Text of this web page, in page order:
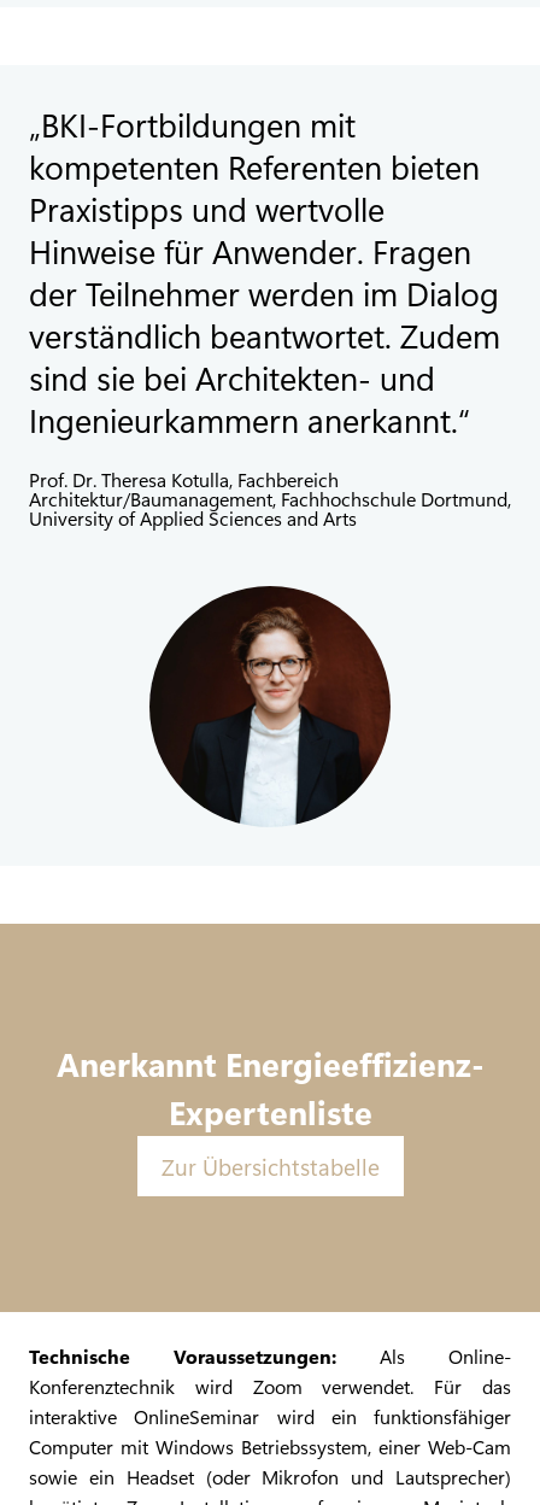
BKI-Fortbildungen mit
kompetenten Referenten bieten
Praxistipps und wertvolle
Hinweise für Anwender. Fragen
der Teilnehmer werden im Dialog
verständlich beantwortet. Zudem
sind sie bei Architekten- und
Ingenieurkammern anerkannt.
Prof. Dr. Theresa Kotulla, Fachbereich
Architektur/Baumanagement, Fachhochschule Dortmund,
University of Applied Sciences and Arts
Anerkannt Energieeffizienz‐
Expertenliste
Zur Übersichtstabelle
Technische Voraussetzungen: Als Online-
Konferenztechnik wird Zoom verwendet. Für das
interaktive OnlineSeminar wird ein funktionsfähiger
Computer mit Windows Betriebssystem, einer Web-Cam
sowie ein Headset (oder Mikrofon und Lautsprecher)